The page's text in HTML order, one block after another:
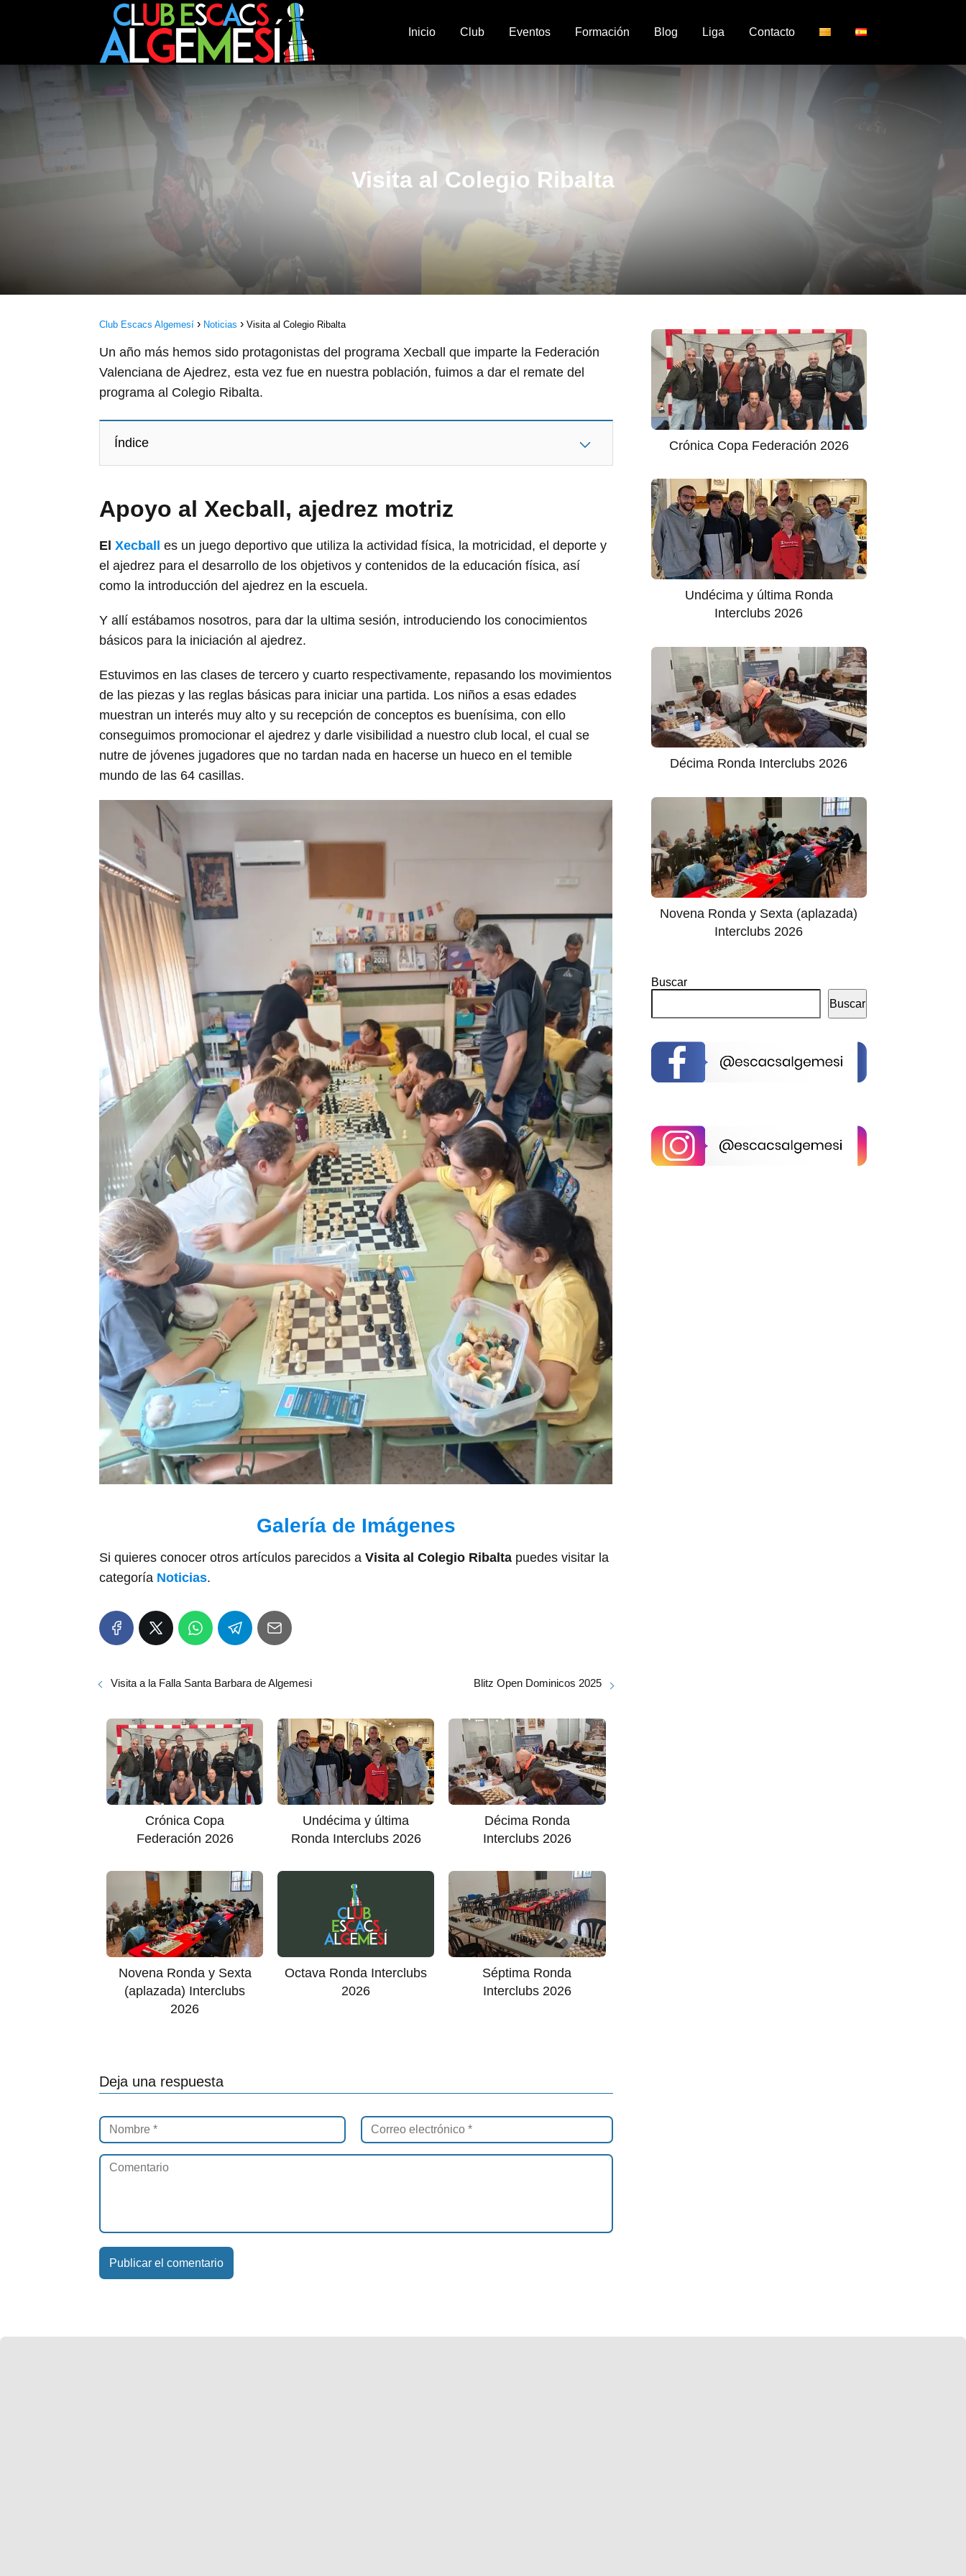
Inicio Club Eventos Formación Blog Liga Contacto
Visita al Colegio Ribalta
Club Escacs Algemesí Noticias Visita al Colegio Ribalta
Un año más hemos sido protagonistas del programa Xecball que imparte la Federación
Valenciana de Ajedrez, esta vez fue en nuestra población, fuimos a dar el remate del
programa al Colegio Ribalta.
Índice
Apoyo al Xecball, ajedrez motriz
El Xecball es un juego deportivo que utiliza la actividad física, la motricidad, el deporte y
el ajedrez para el desarrollo de los objetivos y contenidos de la educación física, así
como la introducción del ajedrez en la escuela.
Y allí estábamos nosotros, para dar la ultima sesión, introduciendo los conocimientos
básicos para la iniciación al ajedrez.
Estuvimos en las clases de tercero y cuarto respectivamente, repasando los movimientos
de las piezas y las reglas básicas para iniciar una partida. Los niños a esas edades
muestran un interés muy alto y su recepción de conceptos es buenísima, con ello
conseguimos promocionar el ajedrez y darle visibilidad a nuestro club local, el cual se
nutre de jóvenes jugadores que no tardan nada en hacerse un hueco en el temible
mundo de las 64 casillas.
Galería de Imágenes
Si quieres conocer otros artículos parecidos a Visita al Colegio Ribalta puedes visitar la
categoría Noticias.
Visita a la Falla Santa Barbara de Algemesi Blitz Open Dominicos 2025
Crónica Copa
Federación 2026
Undécima y última
Ronda Interclubs 2026
Décima Ronda
Interclubs 2026
Novena Ronda y Sexta
(aplazada) Interclubs
2026
Octava Ronda Interclubs
2026
Séptima Ronda
Interclubs 2026
Deja una respuesta
Crónica Copa Federación 2026
Undécima y última Ronda
Interclubs 2026
Décima Ronda Interclubs 2026
Novena Ronda y Sexta (aplazada)
Interclubs 2026
Buscar
Buscar